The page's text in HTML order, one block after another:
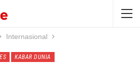
Internasional
KABAR DUNIA